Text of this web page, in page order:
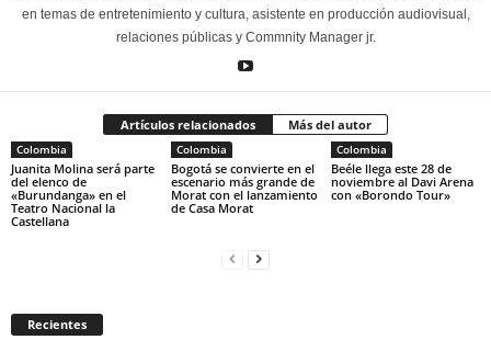
en temas de entretenimiento y cultura, asistente en producción audiovisual,
relaciones públicas y Commnity Manager jr.
Artículos relacionados Más del autor
Colombia
Juanita Molina será parte
del elenco de
«Burundanga» en el
Teatro Nacional la
Castellana
Colombia
Bogotá se convierte en el
escenario más grande de
Morat con el lanzamiento
de Casa Morat
Colombia
Beéle llega este 28 de
noviembre al Davi Arena
con «Borondo Tour»
Recientes